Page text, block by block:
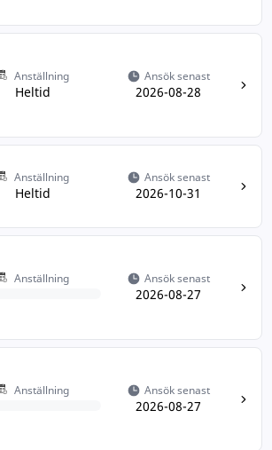
Anställning
Heltid
Ansök senast
2026-08-28
Anställning
Heltid
Ansök senast
2026-10-31
Anställning Ansök senast
2026-08-27
Anställning Ansök senast
2026-08-27